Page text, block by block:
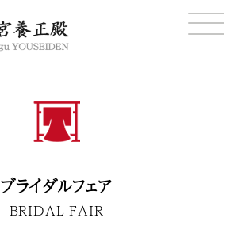
ブライダルフェア
BRIDAL FAIR